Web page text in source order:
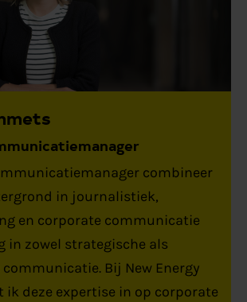
combineer
in journalistiek,
en corporate communicatie
in zowel strategische als
Bij New Energy
ik deze expertise in op corporate